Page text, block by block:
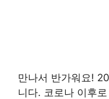
만나서 반가워요!
니다. 코로나 이후